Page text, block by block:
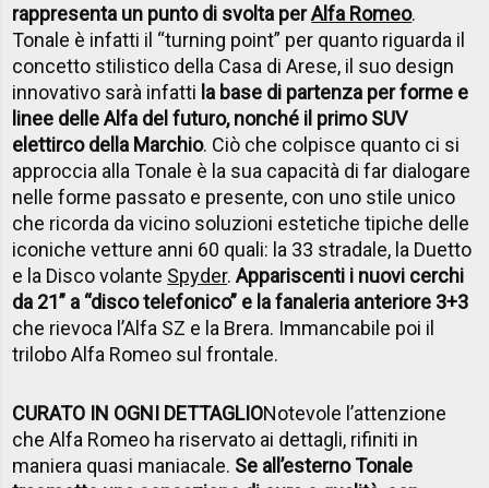
rappresenta un punto di svolta perAlfa Romeo.
Tonale è infatti il “turning point” per quanto riguarda il
concetto stilistico della Casa di Arese, il suo design
innovativo sarà infatti la base di partenza per forme e
linee delle Alfa del futuro, nonché il primo SUV
elettirco della Marchio. Ciò che colpisce quanto ci si
approccia alla Tonale è la sua capacità di far dialogare
nelle forme passato e presente, con uno stile unico
che ricorda da vicino soluzioni estetiche tipiche delle
iconiche vetture anni 60 quali: la 33 stradale, la Duetto
e la Disco volante Spyder.Appariscenti i nuovi cerchi
da 21” a “disco telefonico” e la fanaleria anteriore 3+3
che rievoca l’Alfa SZ e la Brera. Immancabile poi il
trilobo Alfa Romeo sul frontale.
CURATO IN OGNI DETTAGLIONotevole l’attenzione
che Alfa Romeo ha riservato ai dettagli, rifiniti in
maniera quasi maniacale. Se all’esterno Tonale